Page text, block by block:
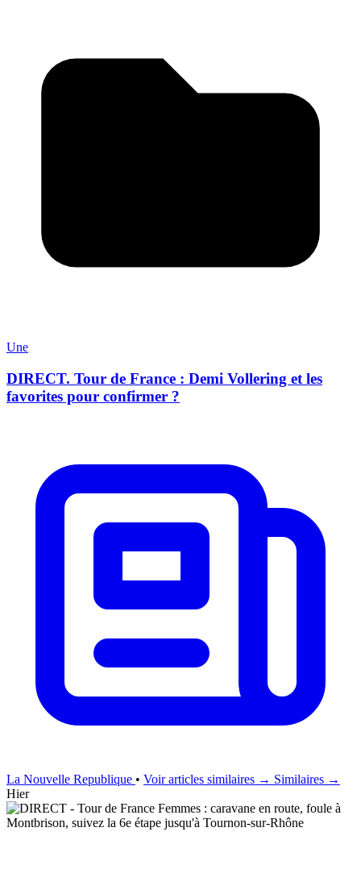
Une
DIRECT. Tour de France : Demi Vollering et les
favorites pour confirmer ?
La Nouvelle Republique • Voir articles similaires → Similaires →
Hier